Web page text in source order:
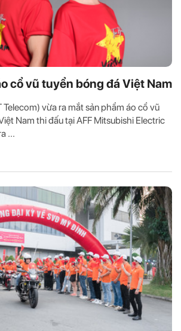
cổ vũ tuyển bóng đá Việt Nam
Telecom) vừa ra mắt sản phẩm áo cổ vũ
Nam thi đấu tại AFF Mitsubishi Electric
...